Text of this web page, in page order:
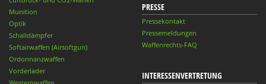
Munition
Optik
Schalldämpfer
Softairwaffen (Airsoftgun)
Ordonnanzwaffen
Vorderlader
PRESSE
Pressekontakt
Pressemeldungen
Waffenrechts-FAQ
INTERESSENVERTRETUNG